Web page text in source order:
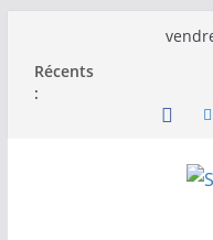
contenu
Récents
: